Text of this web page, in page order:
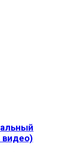
видео)